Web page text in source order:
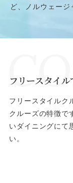
ど、ノルウェー
フリースタイ
フリースタイルク
クルーズの特徴で
いダイニングにて
い。